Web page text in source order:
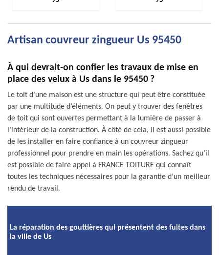
Artisan couvreur zingueur Us 95450
À qui devrait-on confier les travaux de mise en
place des velux à Us dans le 95450 ?
Le toit d’une maison est une structure qui peut être constituée
par une multitude d’éléments. On peut y trouver des fenêtres
de toit qui sont ouvertes permettant à la lumière de passer à
l’intérieur de la construction. À côté de cela, il est aussi possible
de les installer en faire confiance à un couvreur zingueur
professionnel pour prendre en main les opérations. Sachez qu’il
est possible de faire appel à FRANCE TOITURE qui connaît
toutes les techniques nécessaires pour la garantie d’un meilleur
rendu de travail.
La réparation des gouttières qui présentent des fuites dans
la ville de Us